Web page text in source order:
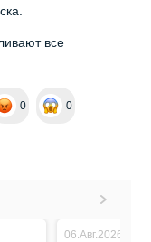
все
0 0
06.Авг.2026 8:41